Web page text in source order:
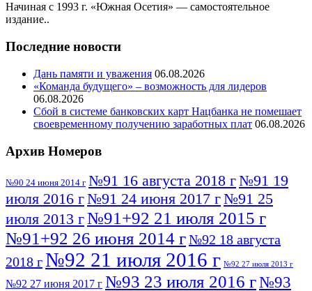
Начиная с 1993 г. «Южная Осетия» — самостоятельное
издание..
Последние новости
Дань памяти и уважения 06.08.2026
«Команда будущего» – возможность для лидеров
06.08.2026
Сбой в системе банковских карт Нацбанка не помешает
своевременному получению заработных плат 06.08.2026
Архив Номеров
№90 24 июня 2014 г №91 16 августа 2018 г№91 19
июля 2016 г№91 24 июня 2017 г№91 25
июля 2013 г№91+92 21 июля 2015 г
№91+92 26 июня 2014 г№92 18 августа
2018 г№92 21 июля 2016 г №92 27 июля 2013 г
№92 27 июня 2017 г №93 23 июля 2016 г№93